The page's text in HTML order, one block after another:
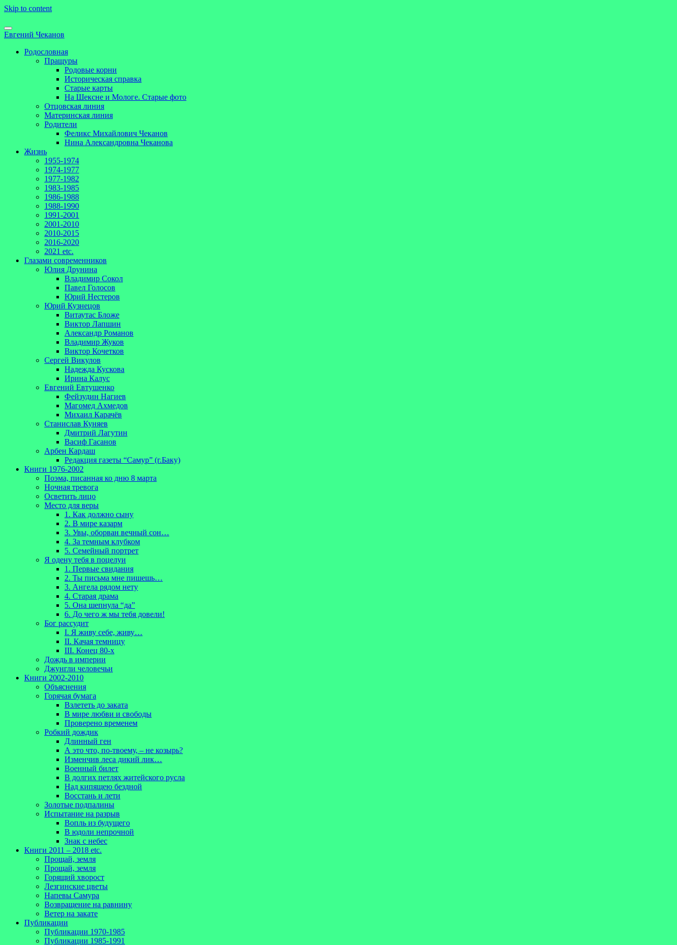
Skip to content
Евгений Чеканов
Родословная
Пращуры
Родовые корни
Историческая справка
Старые карты
На Шексне и Мологе. Старые фото
Отцовская линия
Материнская линия
Родители
Феликс Михайлович Чеканов
Нина Александровна Чеканова
Жизнь
1955-1974
1974-1977
1977-1982
1983-1985
1986-1988
1988-1990
1991-2001
2001-2010
2010-2015
2016-2020
2021 etc.
Глазами современников
Юлия Друнина
Владимир Сокол
Павел Голосов
Юрий Нестеров
Юрий Кузнецов
Витаутас Бложе
Виктор Лапшин
Александр Романов
Владимир Жуков
Виктор Кочетков
Сергей Викулов
Надежда Кускова
Ирина Калус
Евгений Евтушенко
Фейзудин Нагиев
Магомед Ахмедов
Михаил Карачёв
Станислав Куняев
Дмитрий Лагутин
Васиф Гасанов
Арбен Кардаш
Редакция газеты “Самур” (г.Баку)
Книги 1976-2002
Поэма, писанная ко дню 8 марта
Ночная тревога
Осветить лицо
Место для веры
1. Как должно сыну
2. В мире казарм
3. Увы, оборван вечный сон…
4. За темным клубком
5. Семейный портрет
Я одену тебя в поцелуи
1. Первые свидания
2. Ты письма мне пишешь…
3. Ангела рядом нету
4. Старая драма
5. Она шепнула “да”
6. До чего ж мы тебя довели!
Бог рассудит
I. Я живу себе, живу…
II. Качая темницу
III. Конец 80-х
Дождь в империи
Джунгли человечьи
Книги 2002-2010
Объяснения
Горячая бумага
Взлететь до заката
В мире любви и свободы
Проверено временем
Робкий дождик
Длинный ген
А это что, по-твоему, – не козырь?
Изменчив леса дикий лик…
Военный билет
В долгих петлях житейского русла
Над кипящею бездной
Восстань и лети
Золотые подпалины
Испытание на разрыв
Вопль из будущего
В юдоли непрочной
Знак с небес
Книги 2011 – 2018 etc.
Прощай, земля
Прощай, земля
Горящий хворост
Лезгинские цветы
Напевы Самура
Возвращение на равнину
Ветер на закате
Публикации
Публикации 1970-1985
Публикации 1985-1991